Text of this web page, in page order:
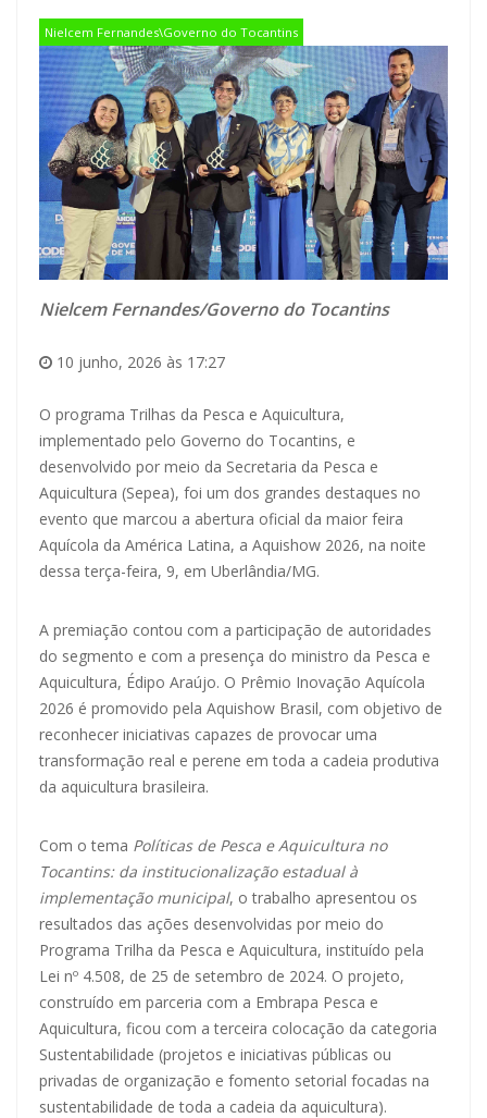
Nielcem Fernandes\Governo do Tocantins
Nielcem Fernandes/Governo do Tocantins
10 junho, 2026 às 17:27
O programa Trilhas da Pesca e Aquicultura,
implementado pelo Governo do Tocantins, e
desenvolvido por meio da Secretaria da Pesca e
Aquicultura (Sepea), foi um dos grandes destaques no
evento que marcou a abertura oficial da maior feira
Aquícola da América Latina, a Aquishow 2026, na noite
dessa terça-feira, 9, em Uberlândia/MG.
A premiação contou com a participação de autoridades
do segmento e com a presença do ministro da Pesca e
Aquicultura, Édipo Araújo. O Prêmio Inovação Aquícola
2026 é promovido pela Aquishow Brasil, com objetivo de
reconhecer iniciativas capazes de provocar uma
transformação real e perene em toda a cadeia produtiva
da aquicultura brasileira.
Com o tema Políticas de Pesca e Aquicultura no
Tocantins: da institucionalização estadual à
implementação municipal, o trabalho apresentou os
resultados das ações desenvolvidas por meio do
Programa Trilha da Pesca e Aquicultura, instituído pela
Lei nº 4.508, de 25 de setembro de 2024. O projeto,
construído em parceria com a Embrapa Pesca e
Aquicultura, ficou com a terceira colocação da categoria
Sustentabilidade (projetos e iniciativas públicas ou
privadas de organização e fomento setorial focadas na
sustentabilidade de toda a cadeia da aquicultura).